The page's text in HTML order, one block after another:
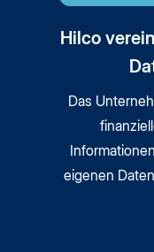
Hilco
Das
eigenen